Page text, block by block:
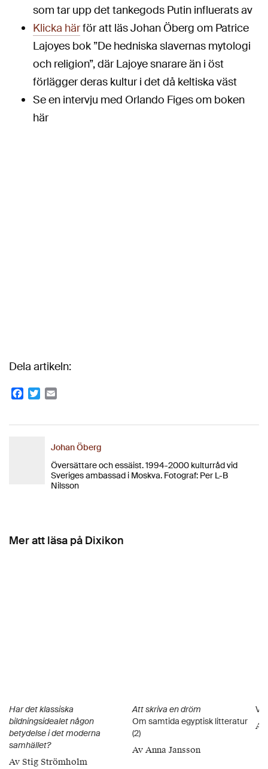
som tar upp det tankegods Putin influerats av
Klicka härför att läs Johan Öberg om Patrice
Lajoyes bok ”De hedniska slavernas mytologi
och religion”, där Lajoye snarare än i öst
förlägger deras kultur i det då keltiska väst
Se en intervju med Orlando Figes om boken
här
Dela artikeln:
Facebook
TwitterEmail
Johan Öberg
Översättare och essäist. 1994-2000 kulturråd vid
Sveriges ambassad i Moskva. Fotograf: Per L-B
Nilsson
Mer att läsa på Dixikon
Har det klassiska
bildningsidealet någon
betydelse i det moderna
samhället?
Av Stig Strömholm
Att skriva en dröm
Om samtida egyptisk litteratur
(2)
Av Anna Jansson